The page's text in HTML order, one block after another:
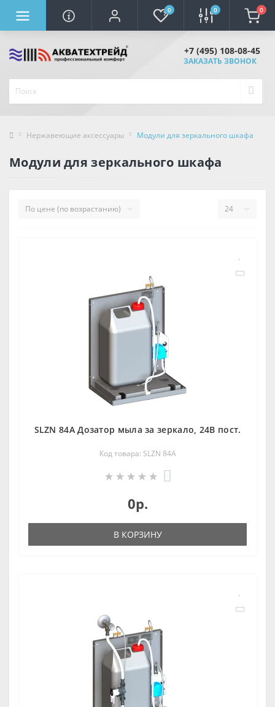
0 0 0
+7 (495) 108-08-45
ЗАКАЗАТЬ ЗВОНОК
Нержавеющие аксессуары Модули для зеркального шкафа
Модули для зеркального шкафа
SLZN 84A Дозатор мыла за зеркалo, 24В пoст.
Код товара: SLZN 84A
0р.
В КОРЗИНУ